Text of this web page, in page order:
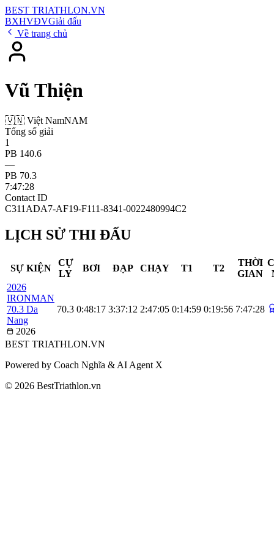
BEST TRIATHLON.VN
BXHVĐVGiải đấu
Về trang chủ
Vũ Thiện
🇻🇳 Việt NamNAM
Tổng số giải
1
PB 140.6
—
PB 70.3
7:47:28
Contact ID
C311ADA7-AF19-F111-8341-0022480994C2
LỊCH SỬ THI ĐẤU
SỰ KIỆN
CỰ
LY
BƠI ĐẠP CHẠY T1 T2
THỜI
GIAN
2026
IRONMAN
70.3 Da
Nang
2026
70.3 0:48:17 3:37:12 2:47:05 0:14:59 0:19:56 7:47:28
BEST TRIATHLON.VN
Powered by Coach Nghĩa & AI Agent X
© 2026 BestTriathlon.vn